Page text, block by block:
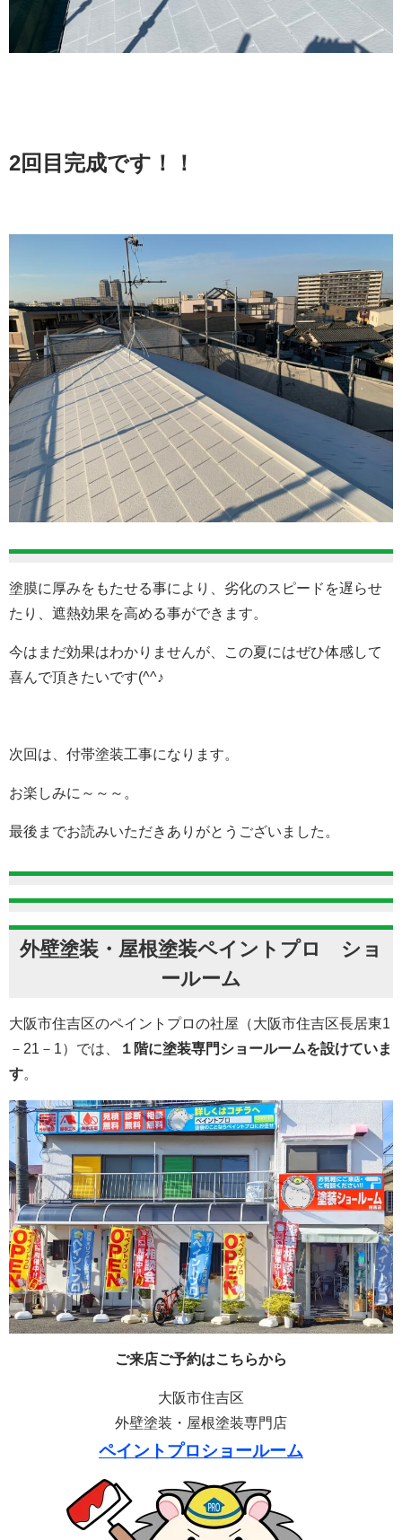
2回目完成です！！
塗膜に厚みをもたせる事により、劣化のスピードを遅らせ
たり、遮熱効果を高める事ができます。
今はまだ効果はわかりませんが、この夏にはぜひ体感して
喜んで頂きたいです(^^♪
次回は、付帯塗装工事になります。
お楽しみに～～～。
最後までお読みいただきありがとうございました。
外壁塗装・屋根塗装ペイントプロ ショ
ールーム
大阪市住吉区のペイントプロの社屋（大阪市住吉区長居東1
－21－1）では、
１階に塗装専門ショールームを設けていま
す。
ご来店ご予約はこちらから
大阪市住吉区
外壁塗装・屋根塗装専門店
ペイントプロショールーム